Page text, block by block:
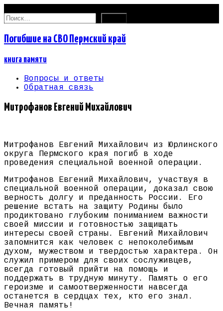
Найти:
Погибшие на СВО Пермский край
книга памяти
Вопросы и ответы
Обратная связь
Митрофанов Евгений Михайлович
Митрофанов Евгений Михайлович из Юрлинского
округа Пермского края погиб в ходе
проведения специальной военной операции.
Митрофанов Евгений Михайлович, участвуя в
специальной военной операции, доказал свою
верность долгу и преданность России. Его
решение встать на защиту Родины было
продиктовано глубоким пониманием важности
своей миссии и готовностью защищать
интересы своей страны. Евгений Михайлович
запомнится как человек с непоколебимым
духом, мужеством и твердостью характера. Он
служил примером для своих сослуживцев,
всегда готовый прийти на помощь и
поддержать в трудную минуту. Память о его
героизме и самоотверженности навсегда
останется в сердцах тех, кто его знал.
Вечная память!